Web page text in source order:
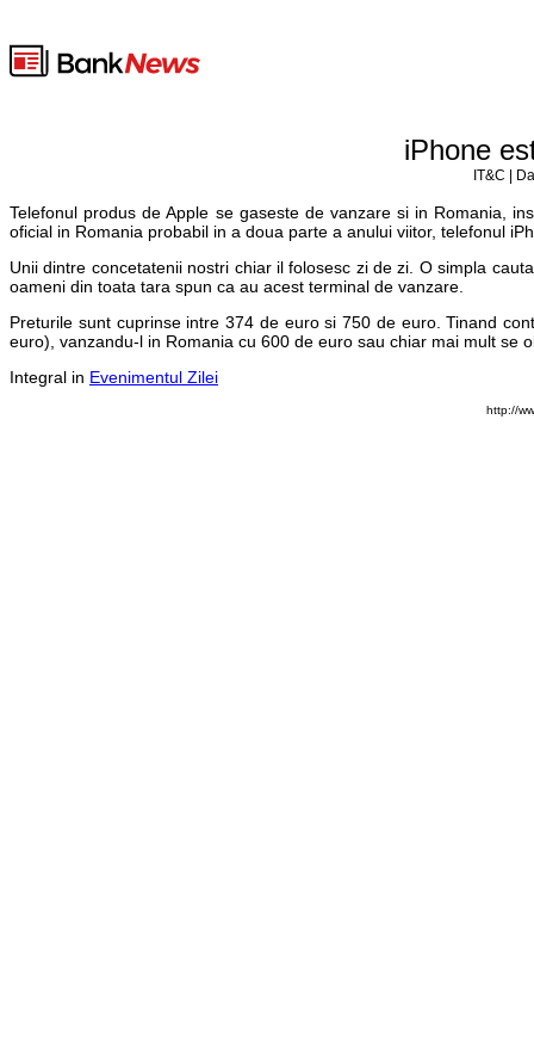
iPhone
IT&C |
Telefonul produs de Apple se gaseste de vanzare si in Romania,
oficial in Romania probabil in a doua parte a anului viitor, telefonul
Unii dintre concetatenii nostri chiar il folosesc zi de zi. O simpla
oameni din toata tara spun ca au acest terminal de vanzare.
Preturile sunt cuprinse intre 374 de euro si 750 de euro. Tinand
euro), vanzandu-l in Romania cu 600 de euro sau chiar mai mult se
Integral in Evenimentul Zilei
http://